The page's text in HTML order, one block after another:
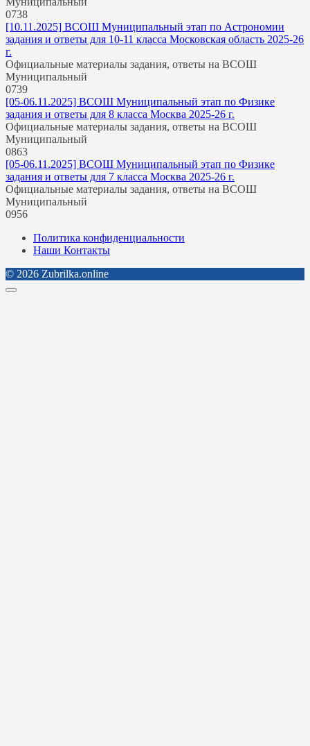
0738
[10.11.2025] ВСОШ Муниципальный этап по Астрономии
задания и ответы для 10-11 класса Московская область 2025-26
г.
Официальные материалы задания, ответы на ВСОШ
Муниципальный
0739
[05-06.11.2025] ВСОШ Муниципальный этап по Физике
задания и ответы для 8 класса Москва 2025-26 г.
Официальные материалы задания, ответы на ВСОШ
Муниципальный
0863
[05-06.11.2025] ВСОШ Муниципальный этап по Физике
задания и ответы для 7 класса Москва 2025-26 г.
Официальные материалы задания, ответы на ВСОШ
Муниципальный
0956
Политика конфиденциальности
Наши Контакты
© 2026 Zubrilka.online